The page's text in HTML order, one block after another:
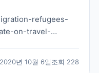
refugees-
on-travel-
2020년 10월 6일조회 228